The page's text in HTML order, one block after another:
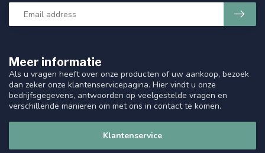
Meer informatie
Als u vragen heeft over onze producten of uw aankoop, bezoek
dan zeker onze klantenservicepagina. Hier vindt u onze
bedrijfsgegevens, antwoorden op veelgestelde vragen en
verschillende manieren om met ons in contact te komen.
Klantenservice